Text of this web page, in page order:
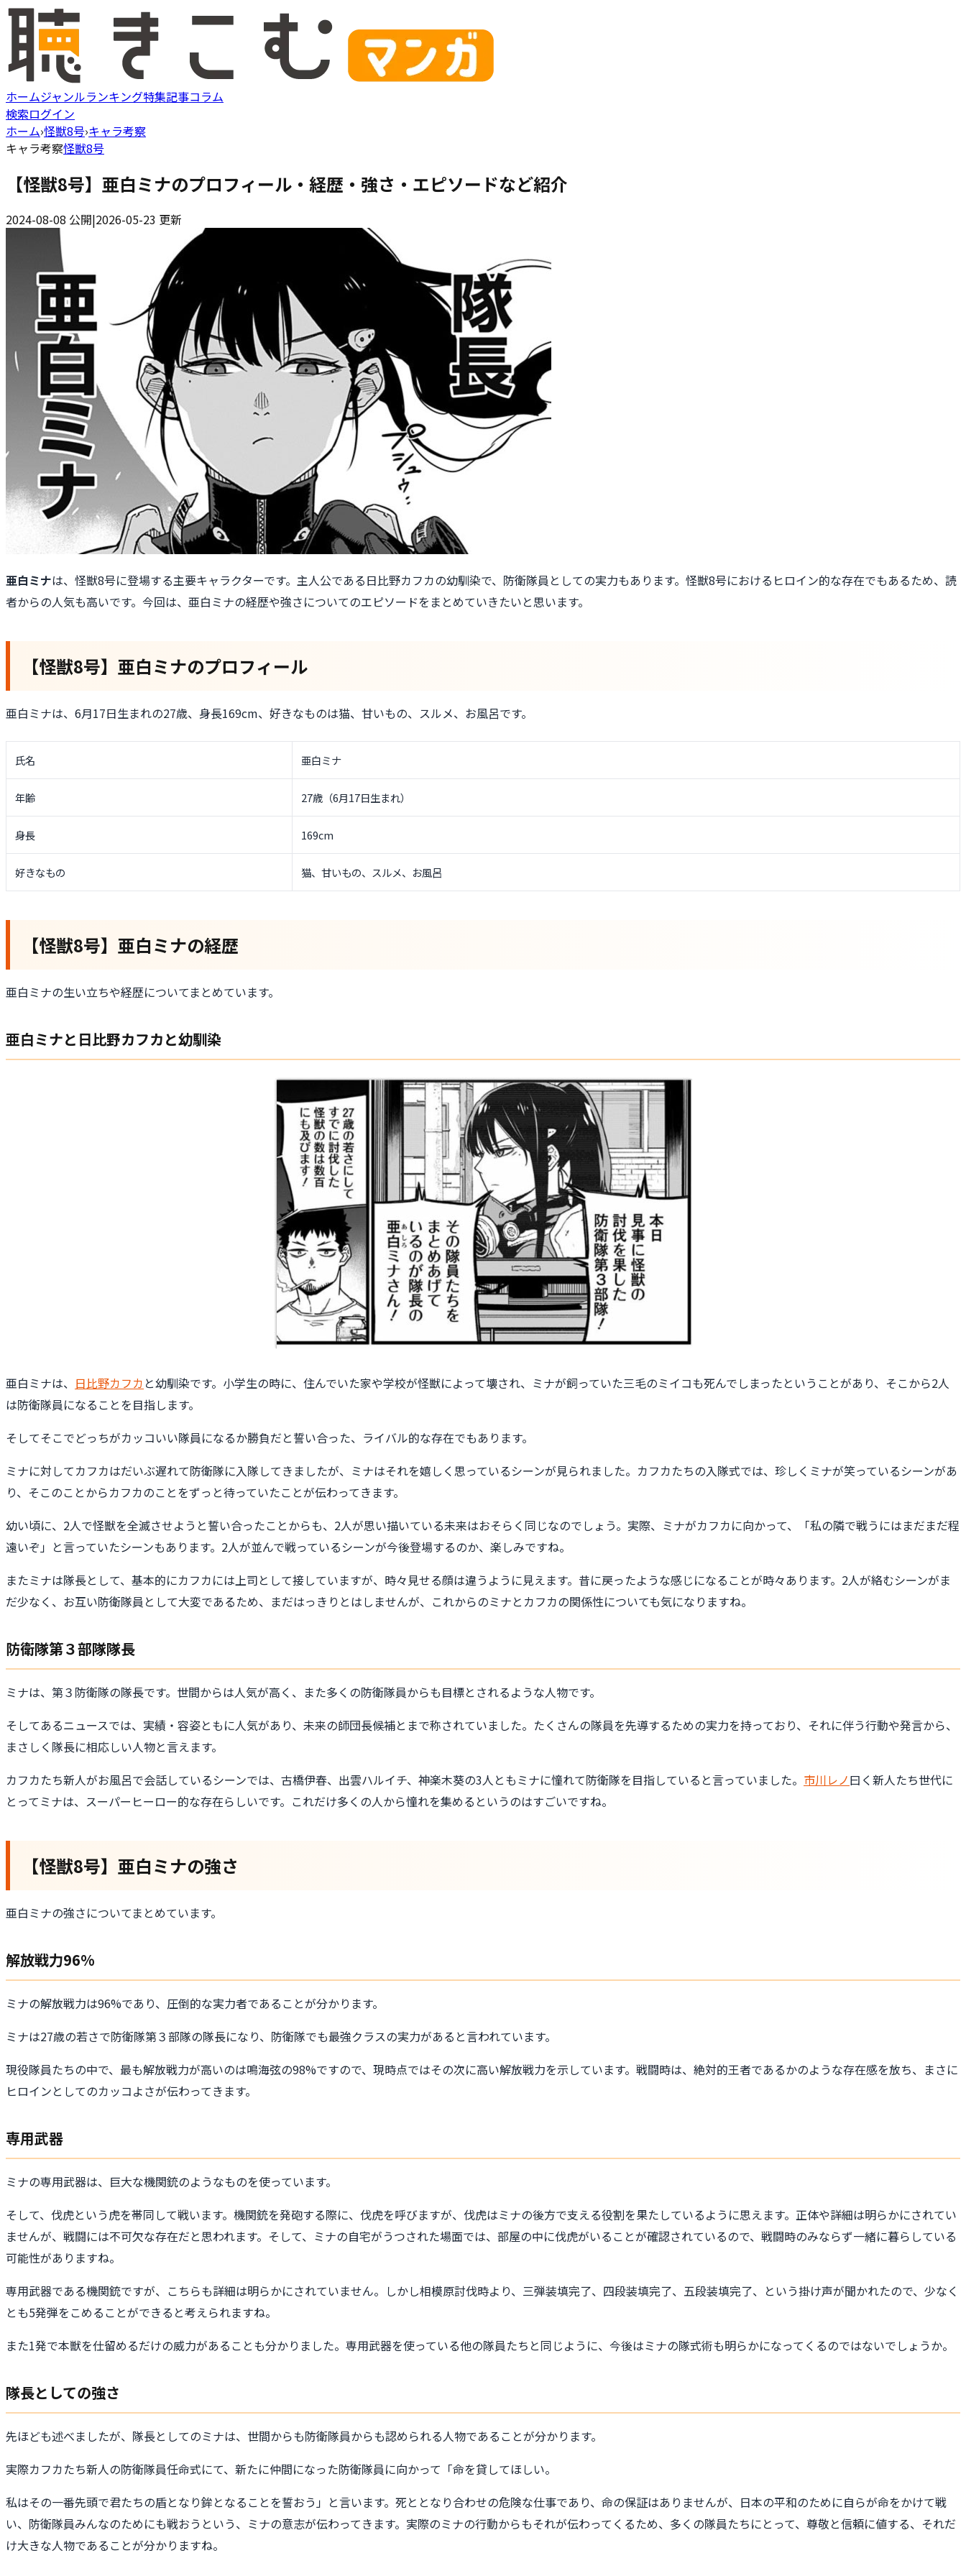
ホームジャンルランキング特集記事コラム
検索ログイン
ホーム›怪獣8号›キャラ考察
キャラ考察怪獣8号
【怪獣8号】亜白ミナのプロフィール・経歴・強さ・エピソードなど紹介
2024-08-08 公開|2026-05-23 更新
亜白ミナは、怪獣8号に登場する主要キャラクターです。主人公である日比野カフカの幼馴染で、防衛隊員としての実力もあります。怪獣8号におけるヒロイン的な存在でもあるため、読
者からの人気も高いです。今回は、亜白ミナの経歴や強さについてのエピソードをまとめていきたいと思います。
【怪獣8号】亜白ミナのプロフィール
亜白ミナは、6月17日生まれの27歳、身長169cm、好きなものは猫、甘いもの、スルメ、お風呂です。
氏名 亜白ミナ
年齢 27歳（6月17日生まれ）
身長 169cm
好きなもの 猫、甘いもの、スルメ、お風呂
【怪獣8号】亜白ミナの経歴
亜白ミナの生い立ちや経歴についてまとめています。
亜白ミナと日比野カフカと幼馴染
亜白ミナは、 日比野カフカ と幼馴染です。小学生の時に、住んでいた家や学校が怪獣によって壊され、ミナが飼っていた三毛のミイコも死んでしまったということがあり、そこから2人
は防衛隊員になることを目指します。
そしてそこでどっちがカッコいい隊員になるか勝負だと誓い合った、ライバル的な存在でもあります。
ミナに対してカフカはだいぶ遅れて防衛隊に入隊してきましたが、ミナはそれを嬉しく思っているシーンが見られました。カフカたちの入隊式では、珍しくミナが笑っているシーンがあ
り、そこのことからカフカのことをずっと待っていたことが伝わってきます。
幼い頃に、2人で怪獣を全滅させようと誓い合ったことからも、2人が思い描いている未来はおそらく同じなのでしょう。実際、ミナがカフカに向かって、「私の隣で戦うにはまだまだ程
遠いぞ」と言っていたシーンもあります。2人が並んで戦っているシーンが今後登場するのか、楽しみですね。
またミナは隊長として、基本的にカフカには上司として接していますが、時々見せる顔は違うように見えます。昔に戻ったような感じになることが時々あります。2人が絡むシーンがま
だ少なく、お互い防衛隊員として大変であるため、まだはっきりとはしませんが、これからのミナとカフカの関係性についても気になりますね。
防衛隊第３部隊隊長
ミナは、第３防衛隊の隊長です。世間からは人気が高く、また多くの防衛隊員からも目標とされるような人物です。
そしてあるニュースでは、実績・容姿ともに人気があり、未来の師団長候補とまで称されていました。たくさんの隊員を先導するための実力を持っており、それに伴う行動や発言から、
まさしく隊長に相応しい人物と言えます。
カフカたち新人がお風呂で会話しているシーンでは、古橋伊春、出雲ハルイチ、神楽木葵の3人ともミナに憧れて防衛隊を目指していると言っていました。 市川レノ曰く新人たち世代に
とってミナは、スーパーヒーロー的な存在らしいです。これだけ多くの人から憧れを集めるというのはすごいですね。
【怪獣8号】亜白ミナの強さ
亜白ミナの強さについてまとめています。
解放戦力96%
ミナの解放戦力は96%であり、圧倒的な実力者であることが分かります。
ミナは27歳の若さで防衛隊第３部隊の隊長になり、防衛隊でも最強クラスの実力があると言われています。
現役隊員たちの中で、最も解放戦力が高いのは鳴海弦の98%ですので、現時点ではその次に高い解放戦力を示しています。戦闘時は、絶対的王者であるかのような存在感を放ち、まさに
ヒロインとしてのカッコよさが伝わってきます。
専用武器
ミナの専用武器は、巨大な機関銃のようなものを使っています。
そして、伐虎という虎を帯同して戦います。機関銃を発砲する際に、伐虎を呼びますが、伐虎はミナの後方で支える役割を果たしているように思えます。正体や詳細は明らかにされてい
ませんが、戦闘には不可欠な存在だと思われます。そして、ミナの自宅がうつされた場面では、部屋の中に伐虎がいることが確認されているので、戦闘時のみならず一緒に暮らしている
可能性がありますね。
専用武器である機関銃ですが、こちらも詳細は明らかにされていません。しかし相模原討伐時より、三弾装填完了、四段装填完了、五段装填完了、という掛け声が聞かれたので、少なく
とも5発弾をこめることができると考えられますね。
また1発で本獣を仕留めるだけの威力があることも分かりました。専用武器を使っている他の隊員たちと同じように、今後はミナの隊式術も明らかになってくるのではないでしょうか。
隊長としての強さ
先ほども述べましたが、隊長としてのミナは、世間からも防衛隊員からも認められる人物であることが分かります。
実際カフカたち新人の防衛隊員任命式にて、新たに仲間になった防衛隊員に向かって「命を貸してほしい。
私はその一番先頭で君たちの盾となり鉾となることを誓おう」と言います。死ととなり合わせの危険な仕事であり、命の保証はありませんが、日本の平和のために自らが命をかけて戦
い、防衛隊員みんなのためにも戦おうという、ミナの意志が伝わってきます。実際のミナの行動からもそれが伝わってくるため、多くの隊員たちにとって、尊敬と信頼に値する、それだ
け大きな人物であることが分かりますね。